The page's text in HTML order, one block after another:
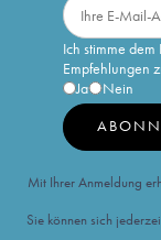
Ich stimme
Empfehlungen
Ja
Nein
Mit Ihrer Anmeldung
Sie können sich